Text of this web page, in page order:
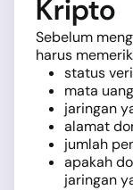
Kripto
Sebelum
harus
status
mata
jaringan
alamat
jumlah
apakah
jaringan